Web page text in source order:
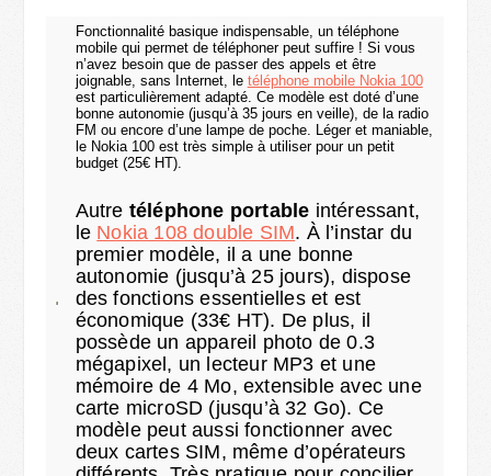
Fonctionnalité basique indispensable, un téléphone
mobile qui permet de téléphoner peut suffire ! Si vous
n’avez besoin que de passer des appels et être
joignable, sans Internet, le téléphone mobile Nokia 100
est particulièrement adapté. Ce modèle est doté d’une
bonne autonomie (jusqu’à 35 jours en veille), de la radio
FM ou encore d’une lampe de poche. Léger et maniable,
le Nokia 100 est très simple à utiliser pour un petit
budget (25€ HT).
Autre téléphone portable intéressant,
le Nokia 108 double SIM. À l’instar du
premier modèle, il a une bonne
autonomie (jusqu’à 25 jours), dispose
des fonctions essentielles et est
économique (33€ HT). De plus, il
possède un appareil photo de 0.3
mégapixel, un lecteur MP3 et une
mémoire de 4 Mo, extensible avec une
carte microSD (jusqu’à 32 Go). Ce
modèle peut aussi fonctionner avec
deux cartes SIM, même d’opérateurs